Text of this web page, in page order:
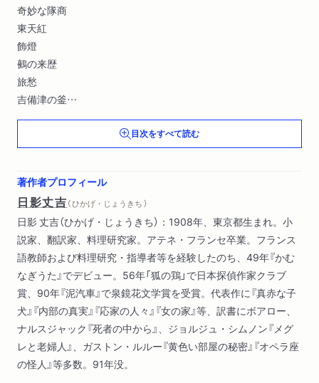
奇妙な隊商
東天紅
飾燈
鵺の来歴
旅愁
吉備津の釜
月夜蟹
猫の泉
饅頭軍団
王とのつきあい
粉屋の猫
吸血鬼
目次をすべて読む
著作者プロフィール
日影丈吉（ ひかげ・じょうきち ）
日影 丈吉（ひかげ・じょうきち）：1908年、東京都生まれ。小
説家、翻訳家、料理研究家。アテネ・フランセ卒業。フランス
語教師および料理研究・指導者等を経験したのち、49年『かむ
なぎうた』でデビュー。56年「狐の鶏」で日本探偵作家クラブ
賞、90年『泥汽車』で泉鏡花文学賞を受賞。代表作に『真赤な子
犬』『内部の真実』『応家の人々』『女の家』等、訳書にボアロー、
ナルスジャック『死者の中から』、ジョルジュ・シムノン『メグ
レと老婦人』、ガストン・ルルー『黄色い部屋の秘密』『オペラ座
の怪人』等多数。91年没。